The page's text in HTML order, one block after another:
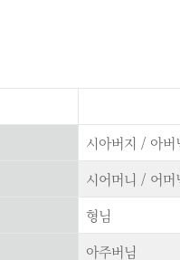
시아버지 / 아버
시어머니 / 어머
형님
아주버님